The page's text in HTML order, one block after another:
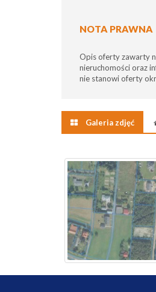
NOTA PRAWNA
Opis oferty zawarty
nieruchomości oraz
nie stanowi oferty
Galeria zdjęć